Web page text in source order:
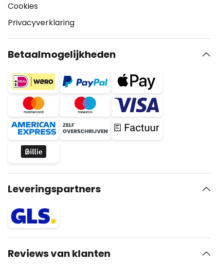
Cookies
Privacyverklaring
Betaalmogelijkheden
Leveringspartners
Reviews van klanten